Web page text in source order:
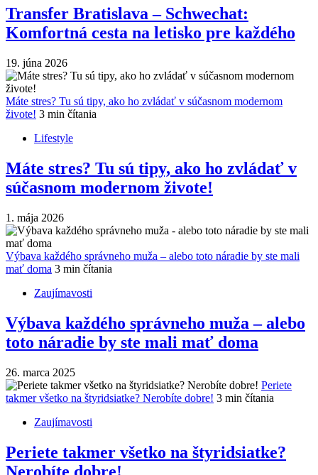
Transfer Bratislava – Schwechat:
Komfortná cesta na letisko pre každého
19. júna 2026
Máte stres? Tu sú tipy, ako ho zvládať v súčasnom modernom
živote! 3 min čítania
Lifestyle
Máte stres? Tu sú tipy, ako ho zvládať v
súčasnom modernom živote!
1. mája 2026
Výbava každého správneho muža – alebo toto náradie by ste mali
mať doma 3 min čítania
Zaujímavosti
Výbava každého správneho muža – alebo
toto náradie by ste mali mať doma
26. marca 2025
Periete
takmer všetko na štyridsiatke? Nerobíte dobre! 3 min čítania
Zaujímavosti
Periete takmer všetko na štyridsiatke?